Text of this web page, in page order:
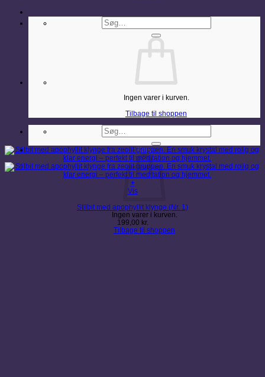
Søg
efter:
Ingen varer i kurven.
Tilbage til shoppen
Søg
efter:
Kurv
Ingen varer i kurven.
Tilbage til shoppen
+
Vis
Stilbit med apophyllit klynge (Nr. 1)
199,00 kr.